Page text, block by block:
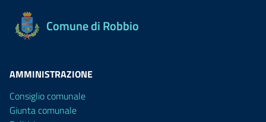
Comune di Robbio
AMMINISTRAZIONE
Consiglio comunale
Giunta comunale